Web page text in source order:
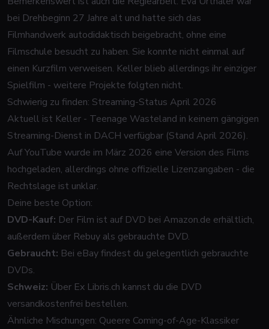
bei Drehbeginn 27 Jahre alt und hatte sich das
Filmhandwerk autodidaktisch beigebracht, ohne eine
Filmschule besucht zu haben. Sie konnte nicht einmal auf
einen Kurzfilm verweisen. Keller blieb allerdings ihr einziger
Spielfilm - weitere Projekte folgten nicht.
Schwierig zu finden: Streaming-Status April 2026
Aktuell ist Keller - Teenage Wasteland in keinem gängigen
Streaming-Dienst in DACH verfügbar (Stand April 2026).
Auf YouTube wurde im März 2026 eine Version des Films
hochgeladen, allerdings ohne offizielle Lizenzangaben - die
Rechtslage ist unklar.
Deine beste Option:
DVD-Kauf: Der Film ist auf DVD bei Amazon.de erhältlich,
außerdem über Rebuy als gebrauchte DVD.
Gebraucht: Bei eBay findest du gelegentlich gebrauchte
DVDs.
Schweiz: Über Ex Libris.ch kannst du die DVD
versandkostenfrei bestellen.
Ähnliche Mischungen: Queere Coming-of-Age-Klassiker